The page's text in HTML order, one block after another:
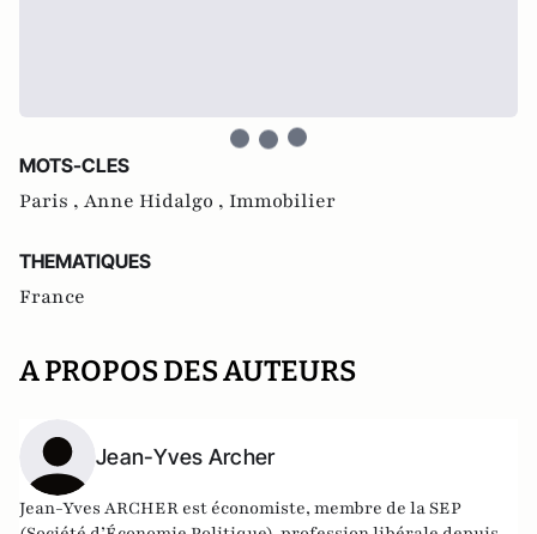
MOTS-CLES
Paris , Anne Hidalgo , Immobilier
THEMATIQUES
France
A PROPOS DES AUTEURS
Jean-Yves Archer
Jean-Yves ARCHER est économiste, membre de la SEP